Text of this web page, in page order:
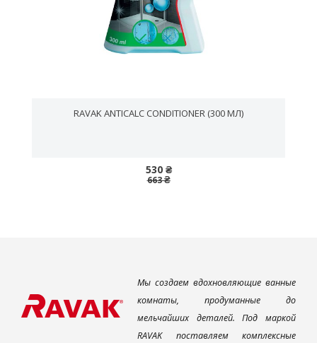
RAVAK ANTICALC CONDITIONER (300 МЛ)
530 ₴
663 ₴
Мы создаем вдохновляющие ванные
комнаты, продуманные до
мельчайших деталей. Под маркой
RAVAK поставляем комплексные